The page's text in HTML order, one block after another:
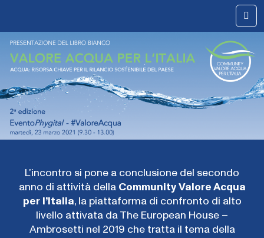
L’incontro si pone a conclusione del secondo
anno di attività della Community Valore Acqua
per l’Italia, la piattaforma di confronto di alto
livello attivata da The European House –
Ambrosetti nel 2019 che tratta il tema della